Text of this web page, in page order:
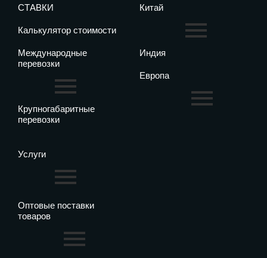
СТАВКИ
Калькулятор стоимости
Международные
перевозки
Крупногабаритные
перевозки
Китай
Индия
Европа
Услуги
Оптовые поставки
товаров